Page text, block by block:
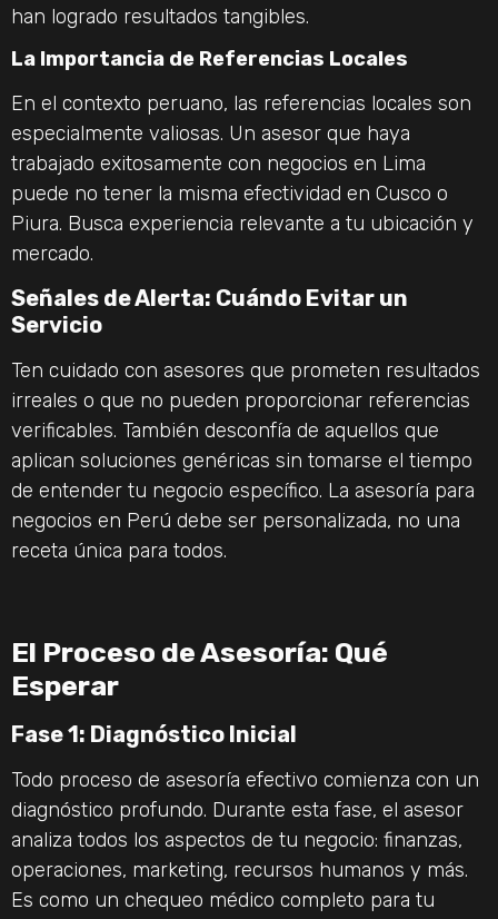
han logrado resultados tangibles.
La Importancia de Referencias Locales
En el contexto peruano, las referencias locales son
especialmente valiosas. Un asesor que haya
trabajado exitosamente con negocios en Lima
puede no tener la misma efectividad en Cusco o
Piura. Busca experiencia relevante a tu ubicación y
mercado.
Señales de Alerta: Cuándo Evitar un
Servicio
Ten cuidado con asesores que prometen resultados
irreales o que no pueden proporcionar referencias
verificables. También desconfía de aquellos que
aplican soluciones genéricas sin tomarse el tiempo
de entender tu negocio específico. La asesoría para
negocios en Perú debe ser personalizada, no una
receta única para todos.
El Proceso de Asesoría: Qué
Esperar
Fase 1: Diagnóstico Inicial
Todo proceso de asesoría efectivo comienza con un
diagnóstico profundo. Durante esta fase, el asesor
analiza todos los aspectos de tu negocio: finanzas,
operaciones, marketing, recursos humanos y más.
Es como un chequeo médico completo para tu